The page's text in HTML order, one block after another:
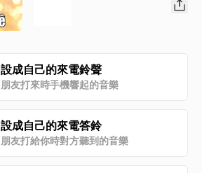
設成自己的來電鈴聲
朋友打來時手機響起的音樂
設成自己的來電答鈴
朋友打給你時對方聽到的音樂